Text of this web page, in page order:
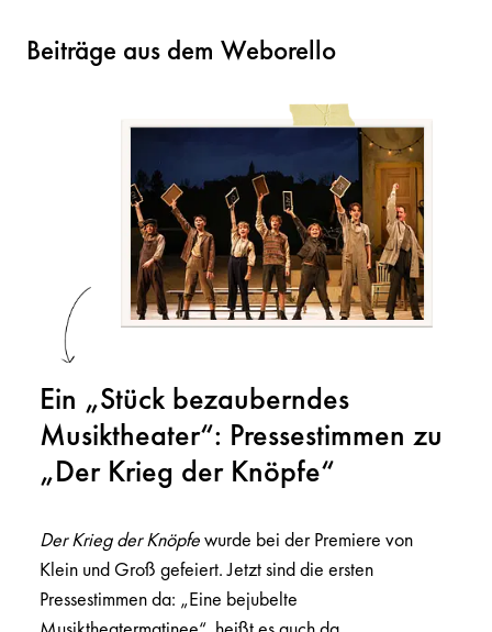
Beiträge aus dem Weborello
Ein „Stück bezauberndes
Musiktheater“: Pressestimmen zu
„Der Krieg der Knöpfe“
Der Krieg der Knöpfewurde bei der Premiere von
Klein und Groß gefeiert. Jetzt sind die ersten
Pressestimmen da: „Eine bejubelte